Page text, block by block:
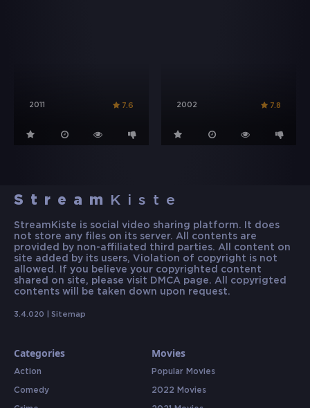
2011 7.6 2002 7.8
Stream Kiste
StreamKiste is social video sharing platform. It does
not store any files on its server. All contents are
provided by non-affiliated third parties. All content on
site added by its users, Violation of copyright is not
allowed. If you believe your copyrighted content
shared on site, please visit DMCA page. All copyrigted
contents will be taken down upon request.
3.4.020 | Sitemap
Categories
Action
Comedy
Movies
Popular Movies
2022 Movies